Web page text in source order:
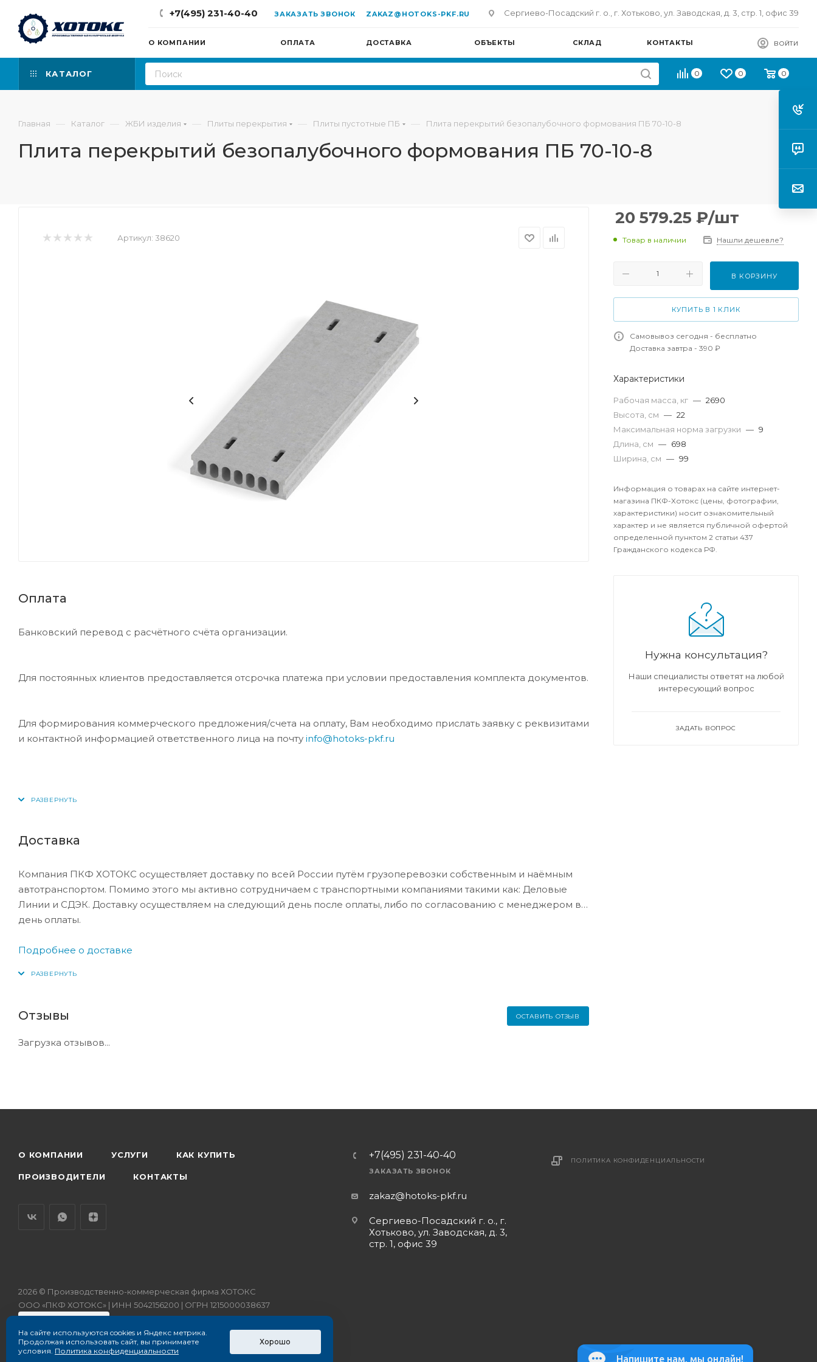
+7(495) 231-40-40 ЗАКАЗАТЬ ЗВОНОК ZAKAZ@HOTOKS-PKF.RU Сергиево-Посадский г. о., г. Хотьково, ул. Заводская, д. 3, стр. 1, офис 39
О КОМПАНИИ ОПЛАТА ДОСТАВКА ОБЪЕКТЫ СКЛАД КОНТАКТЫ ВОЙТИ
КАТАЛОГ 0 0 0
Главная — Каталог — ЖБИ изделия — Плиты перекрытия — Плиты пустотные ПБ — Плита перекрытий безопалубочного формования ПБ 70-10-8
Плита перекрытий безопалубочного формования ПБ 70-10-8
Артикул: 38620
Оплата
Банковский перевод с расчётного счёта организации.
Для постоянных клиентов предоставляется отсрочка платежа при условии предоставления комплекта документов.
Для формирования коммерческого предложения/счета на оплату, Вам необходимо прислать заявку с реквизитами
и контактной информацией ответственного лица на почту info@hotoks-pkf.ru
Доставка
Компания ПКФ ХОТОКС осуществляет доставку по всей России путём грузоперевозки собственным и наёмным
автотранспортом. Помимо этого мы активно сотрудничаем с транспортными компаниями такими как: Деловые
Линии и СДЭК. Доставку осуществляем на следующий день после оплаты, либо по согласованию с менеджером в
день оплаты.
Подробнее о доставке
Отзывы ОСТАВИТЬ ОТЗЫВ
Загрузка отзывов...
20 579.25 ₽/шт
Товар в наличии Нашли дешевле?
В КОРЗИНУ
КУПИТЬ В 1 КЛИК
Самовывоз сегодня - бесплатно
Доставка завтра - 390 ₽
Характеристики
Рабочая масса, кг — 2690
Высота, см — 22
Максимальная норма загрузки — 9
Длина, см — 698
Ширина, см — 99
Информация о товарах на сайте интернет-
магазина ПКФ-Хотокс (цены, фотографии,
характеристики) носит ознакомительный
характер и не является публичной офертой
определенной пунктом 2 статьи 437
Гражданского кодекса РФ.
Нужна консультация?
Наши специалисты ответят на любой
интересующий вопрос
ЗАДАТЬ ВОПРОС
О КОМПАНИИ УСЛУГИ КАК КУПИТЬ
ПРОИЗВОДИТЕЛИ КОНТАКТЫ
+7(495) 231-40-40
ЗАКАЗАТЬ ЗВОНОК
zakaz@hotoks-pkf.ru
Сергиево-Посадский г. о., г.
Хотьково, ул. Заводская, д. 3,
стр. 1, офис 39
ПОЛИТИКА КОНФИДЕНЦИАЛЬНОСТИ
2026 © Производственно-коммерческая фирма ХОТОКС
ООО «ПКФ ХОТОКС» | ИНН 5042156200 | ОГРН 1215000038637
На сайте используются cookies и Яндекс метрика.
Продолжая использовать сайт, вы принимаете
условия. Политика конфиденциальности
Хорошо
Напишите нам, мы онлайн!